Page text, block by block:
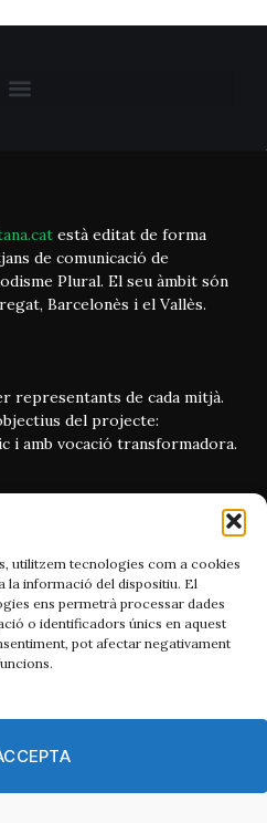
utilitzem tecnologies com a cookies
informació del dispositiu. El
ens permetrà processar dades
o identificadors únics en aquest
pot afectar negativament
està editat de forma
de comunicació de
Plural. El seu àmbit són
Barcelonès i el Vallès.
representants de cada mitjà.
del projecte:
i amb vocació transformadora.